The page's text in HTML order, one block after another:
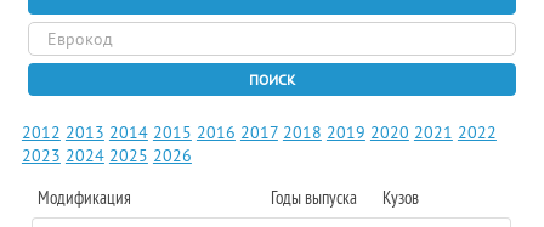
ПОИСК
2012 2013 2014 2015 2016 2017 2018 2019 2020 2021 2022
2023 2024 2025 2026
Модификация Годы выпуска Кузов